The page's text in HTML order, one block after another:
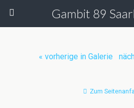
Gambit 89
« vorherige in Galerie
Zum